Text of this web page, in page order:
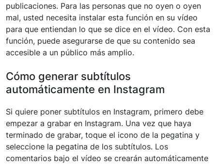
publicaciones. Para las personas que no oyen o oyen
mal, usted necesita instalar esta función en su vídeo
para que entiendan lo que se dice en el vídeo. Con esta
función, puede asegurarse de que su contenido sea
accesible a un público más amplio.
Cómo generar subtítulos
automáticamente en Instagram
Si quiere poner subtítulos en Instagram, primero debe
empezar a grabar en Instagram. Una vez que haya
terminado de grabar, toque el icono de la pegatina y
seleccione la pegatina de los subtítulos. Los
comentarios bajo el vídeo se crearán automáticamente